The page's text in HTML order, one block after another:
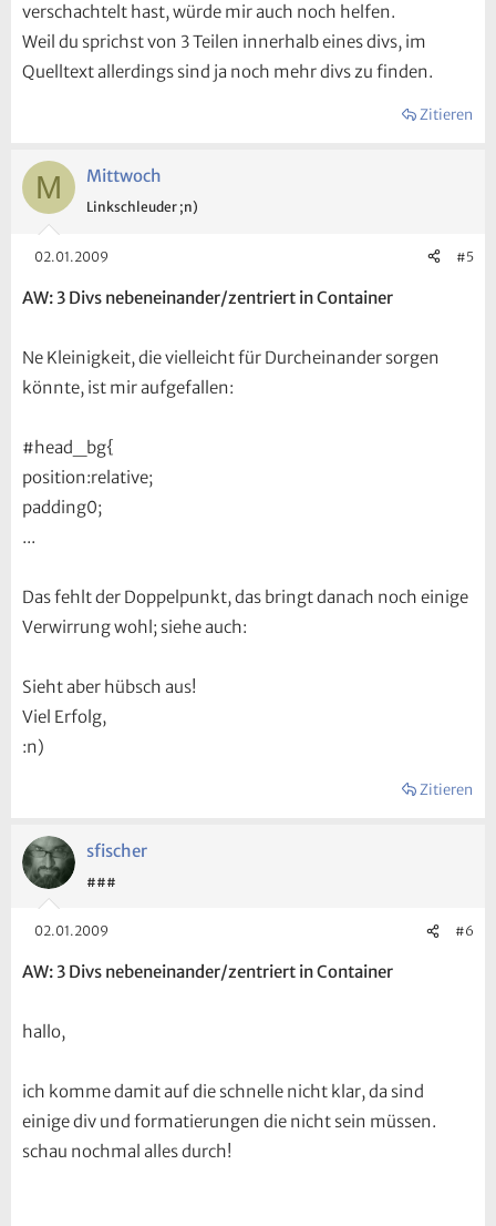
verschachtelt hast, würde mir auch noch helfen.
Weil du sprichst von 3 Teilen innerhalb eines divs, im
Quelltext allerdings sind ja noch mehr divs zu finden.
Zitieren
M Mittwoch
Linkschleuder ;n)
02.01.2009 #5
AW: 3 Divs nebeneinander/zentriert in Container
Ne Kleinigkeit, die vielleicht für Durcheinander sorgen
könnte, ist mir aufgefallen:
#head_bg{
position:relative;
padding0;
...
Das fehlt der Doppelpunkt, das bringt danach noch einige
Verwirrung wohl; siehe auch:
Sieht aber hübsch aus!
Viel Erfolg,
:n)
Zitieren
sfischer
###
02.01.2009 #6
AW: 3 Divs nebeneinander/zentriert in Container
hallo,
ich komme damit auf die schnelle nicht klar, da sind
einige div und formatierungen die nicht sein müssen.
schau nochmal alles durch!